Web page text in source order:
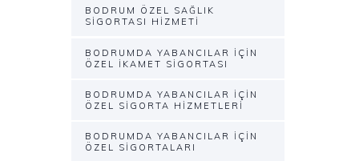
BODRUM ÖZEL SAĞLIK
SIGORTASI HIZMETI
BODRUMDA YABANCILAR IÇIN
ÖZEL İKAMET SIGORTASI
BODRUMDA YABANCILAR IÇIN
ÖZEL SIGORTA HIZMETLERI
BODRUMDA YABANCILAR IÇIN
ÖZEL SIGORTALARI